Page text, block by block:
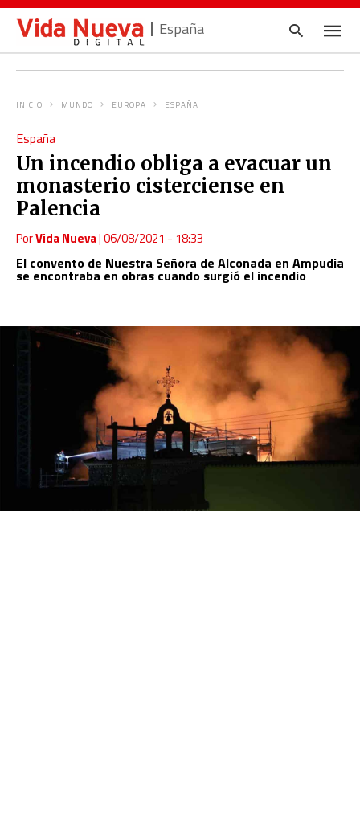
España
y
INICIO MUNDO EUROPA ESPAÑA
España
Un incendio obliga a evacuar un
monasterio cisterciense en
Palencia
PorVida Nueva|06/08/2021 - 18:33
El convento de Nuestra Señora de Alconada en Ampudia
se encontraba en obras cuando surgió el incendio